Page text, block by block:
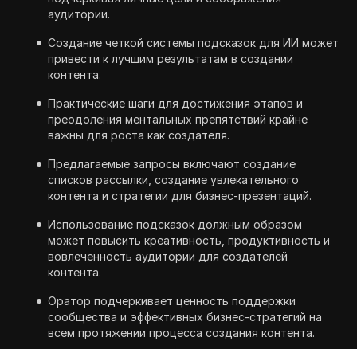
аудитории.
Создание четкой системы подсказок для ИИ может
привести к лучшим результатам в создании
контента.
Практические шаги для достижения этапов и
преодоления ментальных препятствий крайне
важны для роста как создателя.
Предлагаемые запросы включают создание
списков рассылки, создание увлекательного
контента и стратегии для бизнес-презентаций.
Использование подсказок должным образом
может повысить креативность, продуктивность и
вовлеченность аудитории для создателей
контента.
Оратор подчеркивает ценность поддержки
сообщества и эффективных бизнес-стратегий на
всем протяжении процесса создания контента.